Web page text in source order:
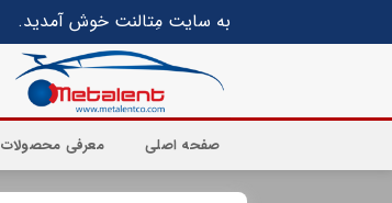
to
به سایت مِتالنت خوش آمدید.
صفحه اصلی معرفی محصولات